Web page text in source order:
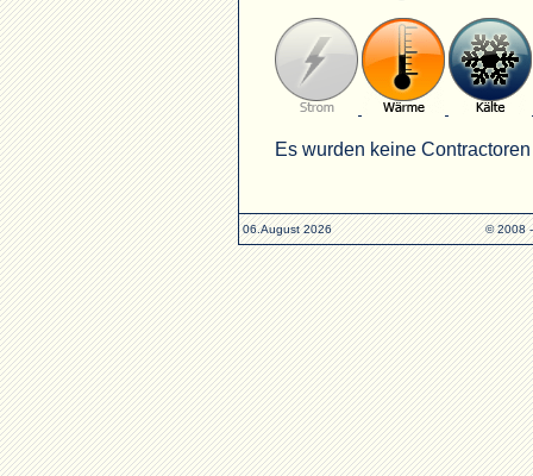
Es wurden keine
06.August 2026 © 2008